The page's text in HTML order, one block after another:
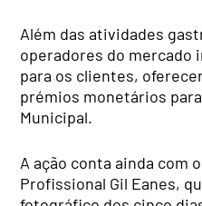
Além das atividades
operadores do mercado
para os clientes,
prémios monetários
Municipal.
A ação conta ainda com
Profissional Gil Eanes,